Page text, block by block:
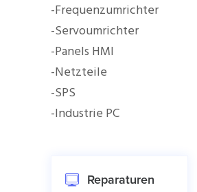
-Frequenzumrichter
-Servoumrichter
-Panels HMI
-Netzteile
-SPS
-Industrie PC
Reparaturen